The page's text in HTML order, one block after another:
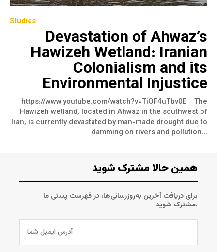
Studies
Devastation of Ahwaz’s
Hawizeh Wetland: Iranian
Colonialism and its
Environmental Injustice
https://www.youtube.com/watch?v=TiOF4uTbv0E The
Hawizeh wetland, located in Ahwaz in the southwest of
Iran, is currently devastated by man-made drought due to
damming on rivers and pollution...
همین حالا مشترک شوید
برای دریافت آخرین به‌روزرسانی‌ها، در فهرست پستی ما
مشترک شوید.